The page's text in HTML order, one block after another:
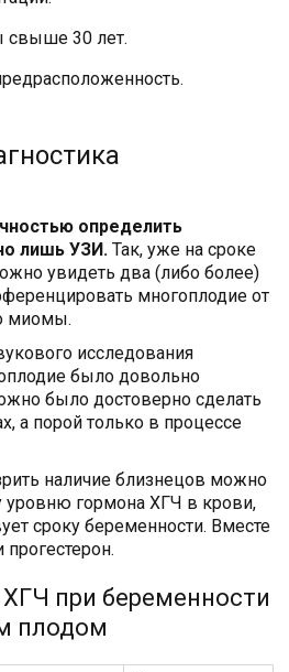
свыше 30 лет.
определить
лишь УЗИ. Так, уже на сроке
увидеть два (либо более)
многоплодие от
миомы.
исследования
было довольно
было достоверно сделать
а порой только в процессе
наличие близнецов можно
гормона ХГЧ в крови,
сроку беременности. Вместе
при беременности
плодом